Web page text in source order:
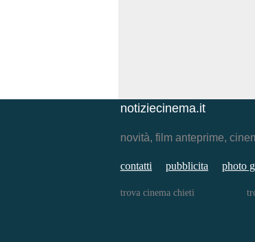
notiziecinema.it
novità, film anteprime,
contatti pubblicita photo
trova cinema chieti